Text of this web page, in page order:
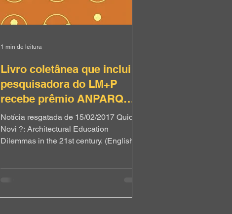
Livro coletânea que inclui
pesquisadora do LM+P
recebe prêmio ANPARQ
2016
Notícia resgatada de 15/02/2017 Quid
Novi ?: Architectural Education
Dilemmas in the 21st century. (English
Maluenda (Autor), Enrique Larranaga
1 min de leitura